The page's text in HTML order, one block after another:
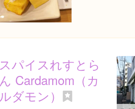
スパイスれすとら
ん Cardamom（カ
ルダモン）